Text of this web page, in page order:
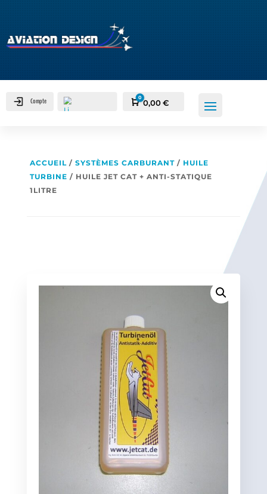
Compte Panier
0
0,00€
ACCUEIL / SYSTÈMES CARBURANT/ HUILE
TURBINE / HUILE JET CAT + ANTI-STATIQUE
1LITRE